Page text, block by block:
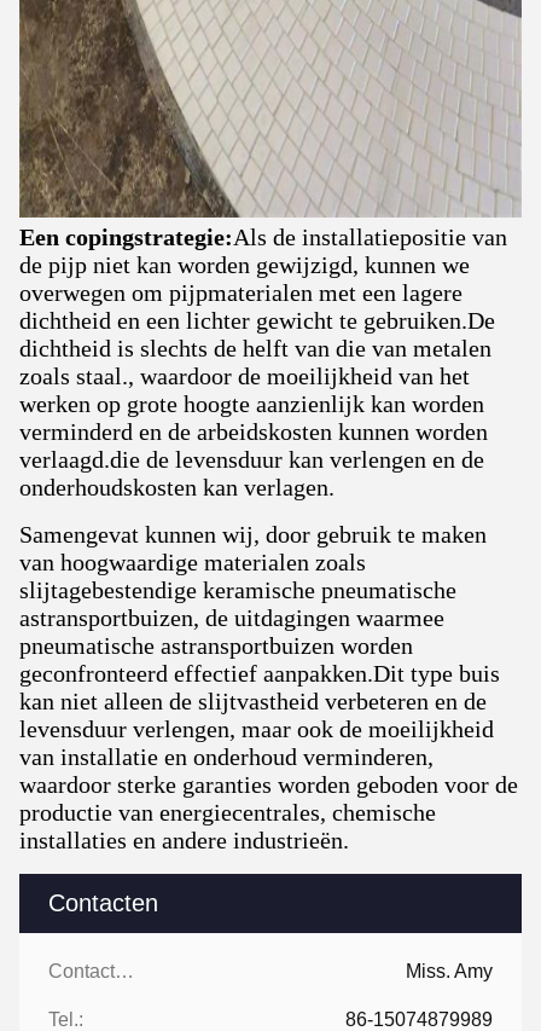
Contacten
Contacten: Miss. Amy
Tel.: 86-15074879989
Een copingstrategie:Als de installatiepositie van
de pijp niet kan worden gewijzigd, kunnen we
overwegen om pijpmaterialen met een lagere
dichtheid en een lichter gewicht te gebruiken.De
dichtheid is slechts de helft van die van metalen
zoals staal., waardoor de moeilijkheid van het
werken op grote hoogte aanzienlijk kan worden
verminderd en de arbeidskosten kunnen worden
verlaagd.die de levensduur kan verlengen en de
onderhoudskosten kan verlagen.
Samengevat kunnen wij, door gebruik te maken
van hoogwaardige materialen zoals
slijtagebestendige keramische pneumatische
astransportbuizen, de uitdagingen waarmee
pneumatische astransportbuizen worden
geconfronteerd effectief aanpakken.Dit type buis
kan niet alleen de slijtvastheid verbeteren en de
levensduur verlengen, maar ook de moeilijkheid
van installatie en onderhoud verminderen,
waardoor sterke garanties worden geboden voor de
productie van energiecentrales, chemische
installaties en andere industrieën.